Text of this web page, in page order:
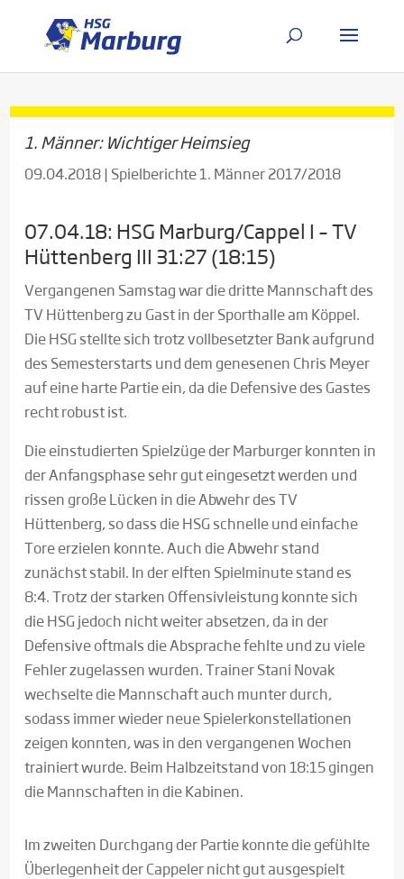
1. Männer: Wichtiger Heimsieg
09.04.2018| Spielberichte 1. Männer 2017/2018
07.04.18: HSG Marburg/Cappel I – TV
Hüttenberg III 31:27 (18:15)
Vergangenen Samstag war die dritte Mannschaft des
TV Hüttenberg zu Gast in der Sporthalle am Köppel.
Die HSG stellte sich trotz vollbesetzter Bank aufgrund
des Semesterstarts und dem genesenen Chris Meyer
auf eine harte Partie ein, da die Defensive des Gastes
recht robust ist.
Die einstudierten Spielzüge der Marburger konnten in
der Anfangsphase sehr gut eingesetzt werden und
rissen große Lücken in die Abwehr des TV
Hüttenberg, so dass die HSG schnelle und einfache
Tore erzielen konnte. Auch die Abwehr stand
zunächst stabil. In der elften Spielminute stand es
8:4. Trotz der starken Offensivleistung konnte sich
die HSG jedoch nicht weiter absetzen, da in der
Defensive oftmals die Absprache fehlte und zu viele
Fehler zugelassen wurden. Trainer Stani Novak
wechselte die Mannschaft auch munter durch,
sodass immer wieder neue Spielerkonstellationen
zeigen konnten, was in den vergangenen Wochen
trainiert wurde. Beim Halbzeitstand von 18:15 gingen
die Mannschaften in die Kabinen.
Im zweiten Durchgang der Partie konnte die gefühlte
Überlegenheit der Cappeler nicht gut ausgespielt